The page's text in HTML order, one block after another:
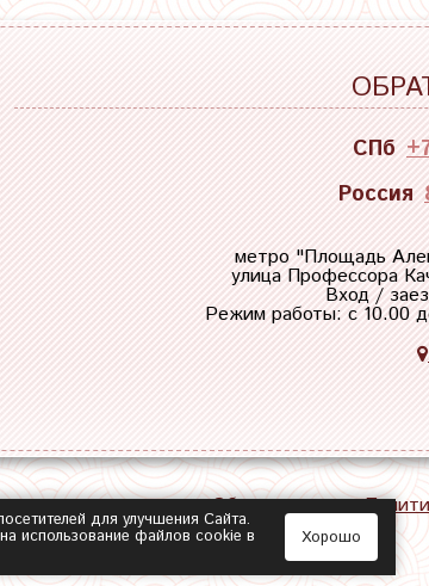
СПб
Россия
метро "Площадь
улица Профессора
Вход /
Режим работы: с 10.00
Обратная связь
для улучшения Сайта.
использование файлов cookie в Хорошо